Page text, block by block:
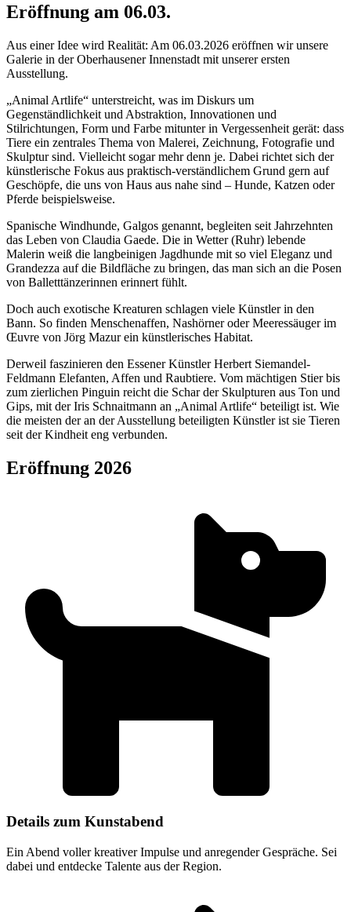
Eröffnung am 06.03.
Aus einer Idee wird Realität: Am 06.03.2026 eröffnen wir unsere
Galerie in der Oberhausener Innenstadt mit unserer ersten
Ausstellung.
„Animal Artlife“ unterstreicht, was im Diskurs um
Gegenständlichkeit und Abstraktion, Innovationen und
Stilrichtungen, Form und Farbe mitunter in Vergessenheit gerät: dass
Tiere ein zentrales Thema von Malerei, Zeichnung, Fotografie und
Skulptur sind. Vielleicht sogar mehr denn je. Dabei richtet sich der
künstlerische Fokus aus praktisch-verständlichem Grund gern auf
Geschöpfe, die uns von Haus aus nahe sind – Hunde, Katzen oder
Pferde beispielsweise.
Spanische Windhunde, Galgos genannt, begleiten seit Jahrzehnten
das Leben von Claudia Gaede. Die in Wetter (Ruhr) lebende
Malerin weiß die langbeinigen Jagdhunde mit so viel Eleganz und
Grandezza auf die Bildfläche zu bringen, das man sich an die Posen
von Balletttänzerinnen erinnert fühlt.
Doch auch exotische Kreaturen schlagen viele Künstler in den
Bann. So finden Menschenaffen, Nashörner oder Meeressäuger im
Œuvre von Jörg Mazur ein künstlerisches Habitat.
Derweil faszinieren den Essener Künstler Herbert Siemandel-
Feldmann Elefanten, Affen und Raubtiere. Vom mächtigen Stier bis
zum zierlichen Pinguin reicht die Schar der Skulpturen aus Ton und
Gips, mit der Iris Schnaitmann an „Animal Artlife“ beteiligt ist. Wie
die meisten der an der Ausstellung beteiligten Künstler ist sie Tieren
seit der Kindheit eng verbunden.
Eröffnung 2026
Details zum Kunstabend
Ein Abend voller kreativer Impulse und anregender Gespräche. Sei
dabei und entdecke Talente aus der Region.